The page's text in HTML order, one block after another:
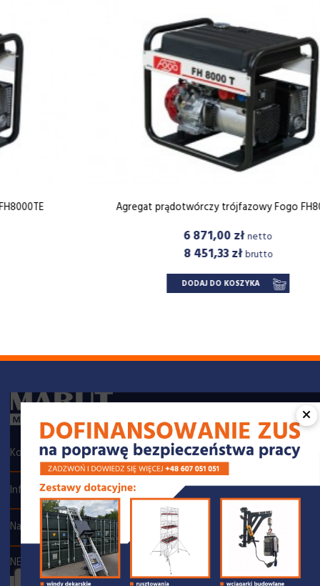
Agregat prądotwórczy trójfazowy Fogo FH8000T
6 871,00 złnetto
8 451,33 złbrutto
DODAJ DO KOSZYKA
Kontakt 
Informacje 
Na skróty
NEWSLETTER
×